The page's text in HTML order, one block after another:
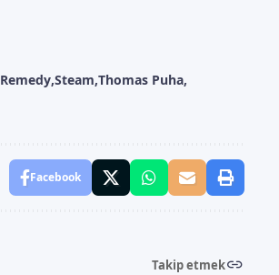
Remedy Steam Thomas Puha
Facebook
Takip etmek